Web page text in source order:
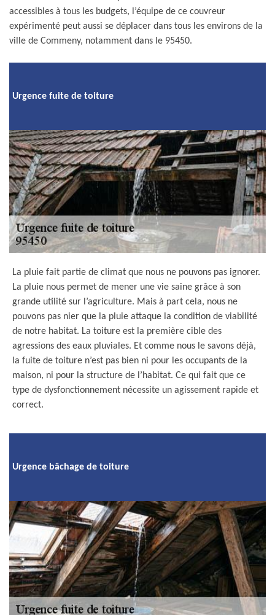
accessibles à tous les budgets, l’équipe de ce couvreur
expérimenté peut aussi se déplacer dans tous les environs de la
ville de Commeny, notamment dans le 95450.
Urgence fuite de toiture
La pluie fait partie de climat que nous ne pouvons pas ignorer.
La pluie nous permet de mener une vie saine grâce à son
grande utilité sur l’agriculture. Mais à part cela, nous ne
pouvons pas nier que la pluie attaque la condition de viabilité
de notre habitat. La toiture est la première cible des
agressions des eaux pluviales. Et comme nous le savons déjà,
la fuite de toiture n’est pas bien ni pour les occupants de la
maison, ni pour la structure de l’habitat. Ce qui fait que ce
type de dysfonctionnement nécessite un agissement rapide et
correct.
Urgence bâchage de toiture